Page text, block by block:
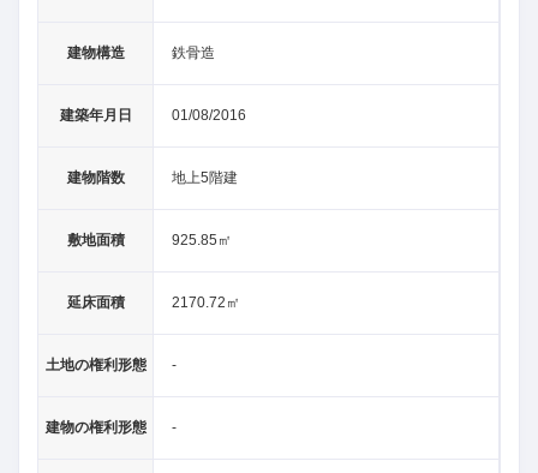
建物構造 鉄骨造
建築年月日 01/08/2016
建物階数 地上5階建
敷地面積 925.85㎡
延床面積 2170.72㎡
土地の権利形態 -
建物の権利形態 -